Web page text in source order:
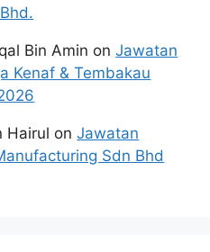
Bin Amin onJawatan
Kenaf & Tembakau
Hairul onJawatan
Sdn Bhd